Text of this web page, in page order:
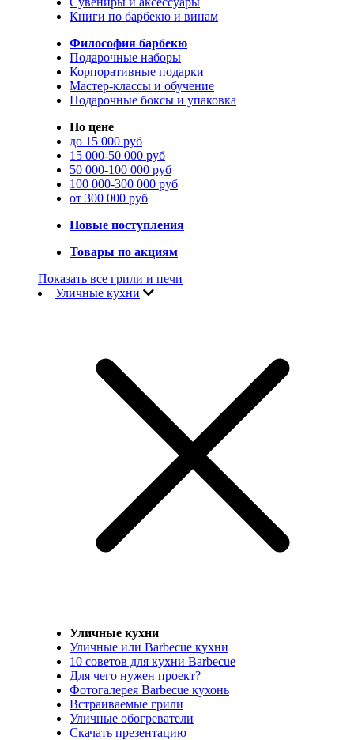
Книги по барбекю и винам
Философия барбекю
Подарочные наборы
Корпоративные подарки
Мастер-классы и обучение
Подарочные боксы и упаковка
По цене
до 15 000 руб
15 000-50 000 руб
50 000-100 000 руб
100 000-300 000 руб
от 300 000 руб
Новые поступления
Товары по акциям
Показать все грили и печи
Уличные кухни
Уличные кухни
Уличные или Barbecue кухни
10 советов для кухни Barbecue
Для чего нужен проект?
Фотогалерея Barbecue кухонь
Встраиваемые грили
Уличные обогреватели
Скачать презентацию